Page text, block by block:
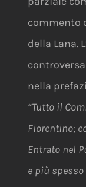
commento
della Lana.
nella
“Tutto il
Fiorentino;
Entrato nel
e più